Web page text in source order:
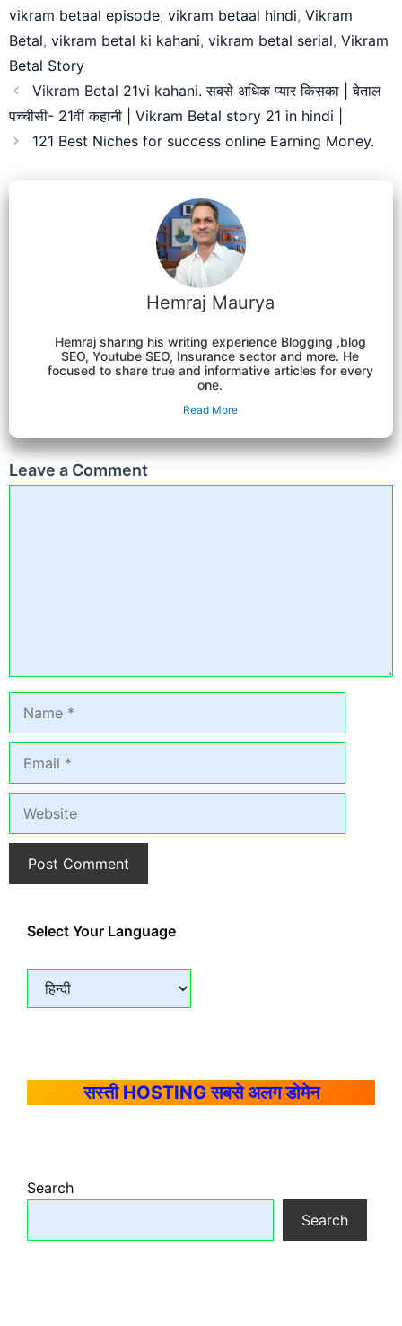
vikram betaal episode, vikram betaal hindi, Vikram
Betal, vikram betal ki kahani, vikram betal serial, Vikram
Betal Story
Vikram Betal 21vi kahani. सबसे अधिक प्यार किसका | बेताल
पच्चीसी- 21वीं कहानी | Vikram Betal story 21 in hindi |
121 Best Niches for success online Earning Money.
Hemraj Maurya
Hemraj sharing his writing experience Blogging ,blog
SEO, Youtube SEO, Insurance sector and more. He
focused to share true and informative articles for every
one.
Read More
Leave a Comment
Select Your Language
सस्ती HOSTING सबसे अलग डोमेन
Search
Search